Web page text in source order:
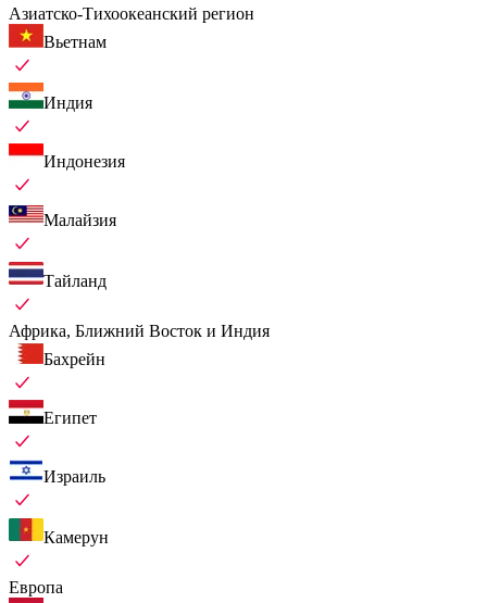
Азиатско-Тихоокеанский регион
Вьетнам
Индия
Индонезия
Малайзия
Тайланд
Африка, Ближний Восток и Индия
Бахрейн
Египет
Израиль
Камерун
Европа